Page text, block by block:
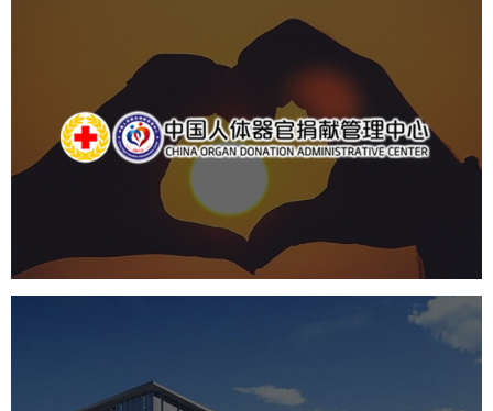
中国人体器官捐献管理中心
国企 品牌官网 网站建设
国家会议中心